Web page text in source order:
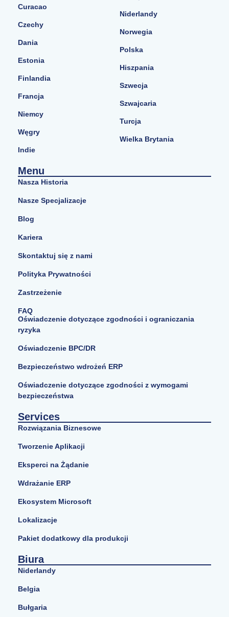
Curacao
Czechy
Dania
Estonia
Finlandia
Francja
Niemcy
Węgry
Indie
Niderlandy
Norwegia
Polska
Hiszpania
Szwecja
Szwajcaria
Turcja
Wielka Brytania
Menu
Nasza Historia
Nasze Specjalizacje
Blog
Kariera
Skontaktuj się z nami
Polityka Prywatności
Zastrzeżenie
FAQ
Oświadczenie dotyczące zgodności i ograniczania
ryzyka
Oświadczenie BPC/DR
Bezpieczeństwo wdrożeń ERP
Oświadczenie dotyczące zgodności z wymogami
bezpieczeństwa
Services
Rozwiązania Biznesowe
Tworzenie Aplikacji
Eksperci na Żądanie
Wdrażanie ERP
Ekosystem Microsoft
Lokalizacje
Pakiet dodatkowy dla produkcji
Biura
Niderlandy
Belgia
Bułgaria